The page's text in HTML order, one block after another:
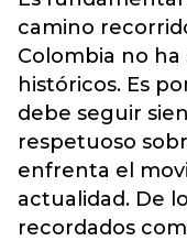
camino
Colombia no ha
históricos. Es
debe seguir
respetuoso
enfrenta el
actualidad. De
recordados